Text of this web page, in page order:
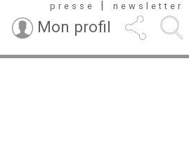
Mon profil
presse | newsletter